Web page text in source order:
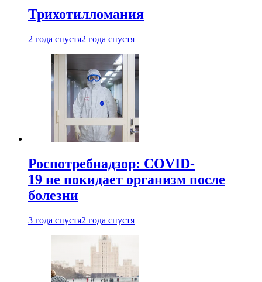
Трихотилломания
2 года спустя2 года спустя
Роспотребнадзор: COVID-
19 не покидает организм после
болезни
3 года спустя2 года спустя